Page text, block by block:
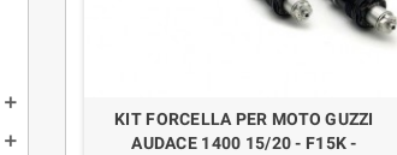
KIT FORCELLA PER MOTO GUZZI
AUDACE 1400 15/20 - F15K -